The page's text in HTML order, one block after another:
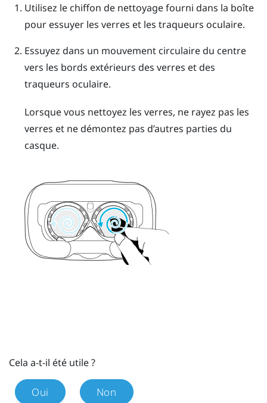
Utilisez le chiffon de nettoyage fourni dans la boîte
pour essuyer les verres et les traqueurs oculaire.
Essuyez dans un mouvement circulaire du centre
vers les bords extérieurs des verres et des
traqueurs oculaire.
Lorsque vous nettoyez les verres, ne rayez pas les
verres et ne démontez pas d’autres parties du
casque.
Cela a-t-il été utile ?
Oui Non